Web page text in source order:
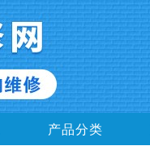
产品分类